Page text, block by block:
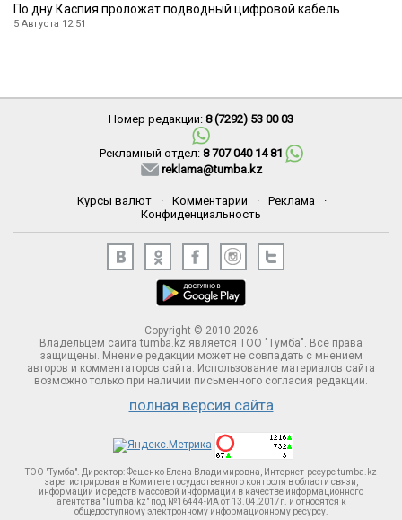
По дну Каспия проложат подводный цифровой кабель
5 Августа 12:51
Номер редакции: 8 (7292) 53 00 03
Рекламный отдел: 8 707 040 14 81
reklama@tumba.kz
Курсы валют · Комментарии · Реклама
·
Конфиденциальность
Copyright © 2010-2026
Владельцем сайта tumba.kz является ТОО "Тумба". Все права
защищены. Мнение редакции может не совпадать с мнением
авторов и комментаторов сайта. Использование материалов сайта
возможно только при наличии письменного согласия редакции.
полная версия сайта
ТОО "Тумба". Директор: Фещенко Елена Владимировна, Интернет-ресурс tumba.kz
зарегистрирован в Комитете госудаственного контроля в области связи,
информации и средств массовой информации в качестве информационного
агентства "Tumba.kz" под №16444-ИА от 13.04.2017г. и относятся к
общедоступному электронному информационному ресурсу.